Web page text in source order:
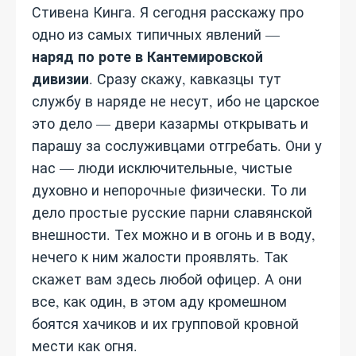
Стивена Кинга. Я сегодня расскажу про
одно из самых типичных явлений —
наряд по роте в Кантемировской
дивизии. Сразу скажу, кавказцы тут
службу в наряде не несут, ибо не царское
это дело — двери казармы открывать и
парашу за сослуживцами отгребать. Они у
нас — люди исключительные, чистые
духовно и непорочные физически. То ли
дело простые русские парни славянской
внешности. Тех можно и в огонь и в воду,
нечего к ним жалости проявлять. Так
скажет вам здесь любой офицер. А они
все, как один, в этом аду кромешном
боятся хачиков и их групповой кровной
мести как огня.